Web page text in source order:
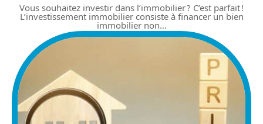
Vous souhaitez investir dans l’immobilier ? C’est parfait !
L’investissement immobilier consiste à financer un bien
immobilier non…